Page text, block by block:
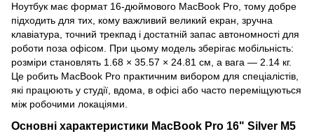
Ноутбук має формат 16-дюймового MacBook Pro, тому добре
підходить для тих, кому важливий великий екран, зручна
клавіатура, точний трекпад і достатній запас автономності для
роботи поза офісом. При цьому модель зберігає мобільність:
розміри становлять 1.68 × 35.57 × 24.81 см, а вага — 2.14 кг.
Це робить MacBook Pro практичним вибором для спеціалістів,
які працюють у студії, вдома, в офісі або часто переміщуються
між робочими локаціями.
Основні характеристики MacBook Pro 16" Silver M5